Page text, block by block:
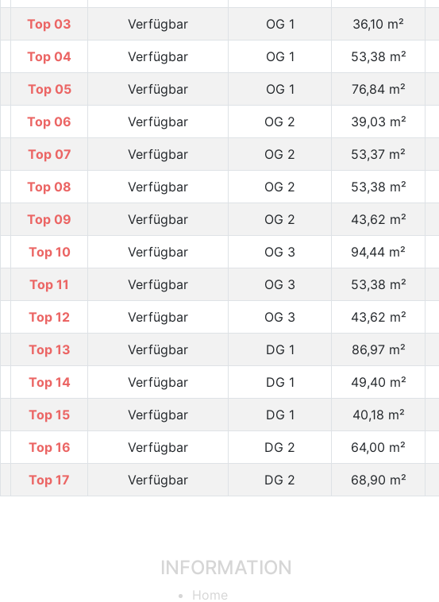
Top 03 Verfügbar OG 1 36,10 m²
Top 04 Verfügbar OG 1 53,38 m²
Top 05 Verfügbar OG 1 76,84 m²
Top 06 Verfügbar OG 2 39,03 m²
Top 07 Verfügbar OG 2 53,37 m²
Top 08 Verfügbar OG 2 53,38 m²
Top 09 Verfügbar OG 2 43,62 m²
Top 10 Verfügbar OG 3 94,44 m²
Top 11 Verfügbar OG 3 53,38 m²
Top 12 Verfügbar OG 3 43,62 m²
Top 13 Verfügbar DG 1 86,97 m²
Top 14 Verfügbar DG 1 49,40 m²
Top 15 Verfügbar DG 1 40,18 m²
Top 16 Verfügbar DG 2 64,00 m²
Top 17 Verfügbar DG 2 68,90 m²
INFORMATION
Home